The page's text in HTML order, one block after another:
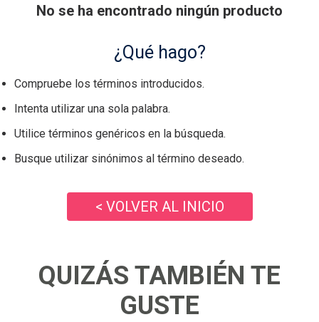
No se ha encontrado ningún producto
¿Qué hago?
Compruebe los términos introducidos.
Intenta utilizar una sola palabra.
Utilice términos genéricos en la búsqueda.
Busque utilizar sinónimos al término deseado.
< VOLVER AL INICIO
QUIZÁS TAMBIÉN TE
GUSTE